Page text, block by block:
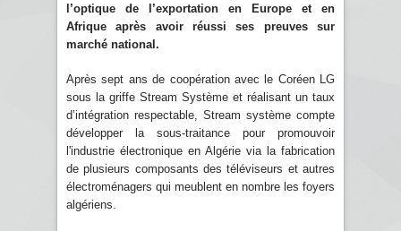
l’optique de l’exportation en Europe et en
Afrique après avoir réussi ses preuves sur
marché national.
Après sept ans de coopération avec le Coréen LG
sous la griffe Stream Système et réalisant un taux
d’intégration respectable, Stream système compte
développer la sous-traitance pour promouvoir
l'industrie électronique en Algérie via la fabrication
de plusieurs composants des téléviseurs et autres
électroménagers qui meublent en nombre les foyers
algériens.